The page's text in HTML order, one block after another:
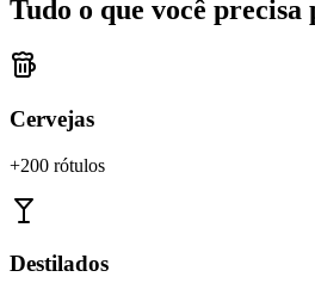
Tudo o que você precisa
Cervejas
+200 rótulos
Destilados